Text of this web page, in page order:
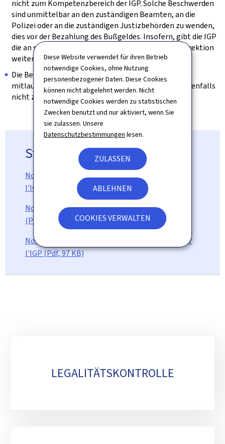
Diese Website verwendet für ihren Betrieb
notwendige Cookies, ohne Nutzung
personenbezogener Daten. Diese Cookies
können nicht abgelehnt werden. Nicht
notwendige Cookies werden zu statistischen
Zwecken benutzt und nur aktiviert, wenn Sie
sie zulassen. Unsere
Datenschutzbestimmungen lesen.
ZULASSEN
ABLEHNEN
COOKIES VERWALTEN
nicht zum Kompetenzbereich der IGP. Solche Beschwerden
sind unmittelbar an den zuständigen Beamten, an die
Polizei oder an die zuständigen Justizbehörden zu wenden,
dies vor der Bezahlung des Bußgeldes. Insofern, gibt die IGP
die an sie gewendeten Beschwerden an die Polizeidirektion
weiter.
Die Beschwerden, die in direktem Zusammenhang
mitlaufenden Gerichtsverfahren stehen, gehören ebenfalls
nicht zum Zuständigkeitsbereich der IGP.
Statistiken (auf Französisch)
Nombre d'enquêtes administratives menées par
l'IGP (Pdf, 117 KB)
Nombre d'enquêtes judiciaires menées par l'IGP
(Pdf, 111 KB)
Nombre d'instructions disciplinaires menées par
l'IGP (Pdf, 97 KB)
LEGALITÄTSKONTROLLE